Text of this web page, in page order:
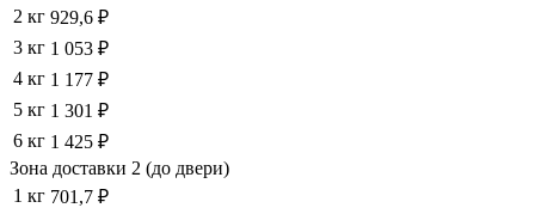
2 кг 929,6 ₽
3 кг 1 053 ₽
4 кг 1 177 ₽
5 кг 1 301 ₽
6 кг 1 425 ₽
Зона доставки 2 (до двери)
1 кг 701,7 ₽